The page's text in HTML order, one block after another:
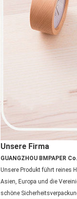
Unsere Firma
GUANGZHOU BMPAPER
Unsere Produkt führt reines
Asien, Europa und die
schöne